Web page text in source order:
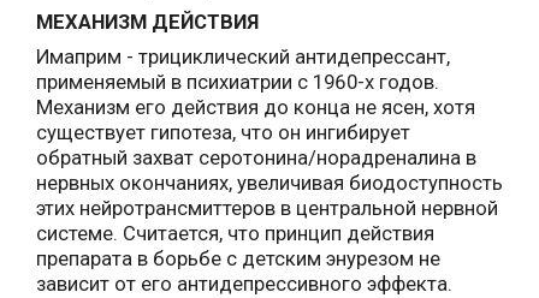
МЕХАНИЗМ ДЕЙСТВИЯ
Имаприм - трициклический антидепрессант,
применяемый в психиатрии с 1960-х годов.
Механизм его действия до конца не ясен, хотя
существует гипотеза, что он ингибирует
обратный захват серотонина/норадреналина в
нервных окончаниях, увеличивая биодоступность
этих нейротрансмиттеров в центральной нервной
системе. Считается, что принцип действия
препарата в борьбе с детским энурезом не
зависит от его антидепрессивного эффекта.